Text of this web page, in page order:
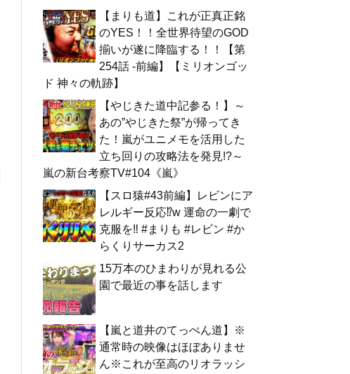
【まりも道】これが正真正銘
のYES！！全世界待望のGOD
揃いが遂に降臨する！！【第
254話 -前編】【ミリオンゴッ
ド 神々の軌跡】
【やじきた道中記参る！】～
あの”やじきた祭”が帰ってき
た！嵐がユニメモを活用した
立ち回りの攻略法を発見!?～
嵐の新台考察TV#104《嵐》
【スロ猿#43前編】レビンにア
レルギー反応⁉w 運命の一劇で
克服を‼ #まりも #レビン #か
らくりサーカス2
15万本のひまわりが見れる公
園で最近の事を話します
【嵐と道井のてっぺん道】※
通常時の映像はほぼありませ
ん※これが至高のリオラッシ